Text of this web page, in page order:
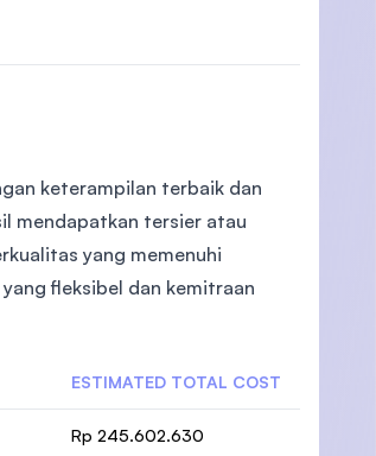
keterampilan terbaik dan
mendapatkan tersier atau
yang memenuhi
fleksibel dan kemitraan
ESTIMATED TOTAL COST
Rp 245.602.630